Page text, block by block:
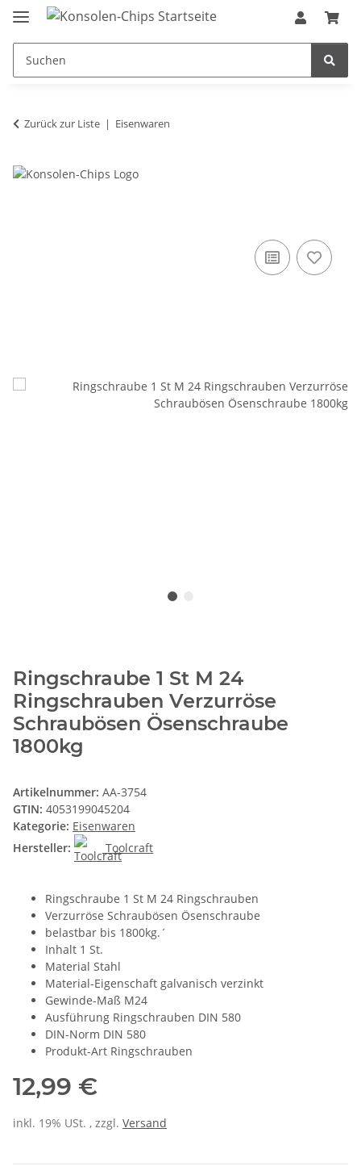
Zurück zur Liste Eisenwaren
Ringschraube 1 St M 24
Ringschrauben Verzurröse
Schraubösen Ösenschraube
1800kg
Artikelnummer: AA-3754
GTIN: 4053199045204
Kategorie: Eisenwaren
Hersteller:
Toolcraft
Ringschraube 1 St M 24 Ringschrauben
Verzurröse Schraubösen Ösenschraube
belastbar bis 1800kg.´
Inhalt 1 St.
Material Stahl
Material-Eigenschaft galvanisch verzinkt
Gewinde-Maß M24
Ausführung Ringschrauben DIN 580
DIN-Norm DIN 580
Produkt-Art Ringschrauben
12,99 €
inkl. 19% USt. , zzgl. Versand